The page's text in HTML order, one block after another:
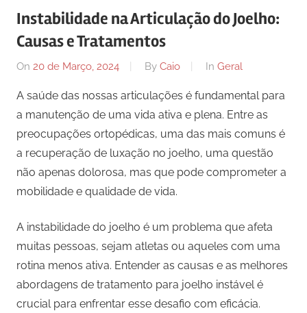
Instabilidade na Articulação do Joelho:
Causas e Tratamentos
On 20 de Março, 2024 By Caio In Geral
A saúde das nossas articulações é fundamental para
a manutenção de uma vida ativa e plena. Entre as
preocupações ortopédicas, uma das mais comuns é
a recuperação de luxação no joelho, uma questão
não apenas dolorosa, mas que pode comprometer a
mobilidade e qualidade de vida.
A instabilidade do joelho é um problema que afeta
muitas pessoas, sejam atletas ou aqueles com uma
rotina menos ativa. Entender as causas e as melhores
abordagens de tratamento para joelho instável é
crucial para enfrentar esse desafio com eficácia.